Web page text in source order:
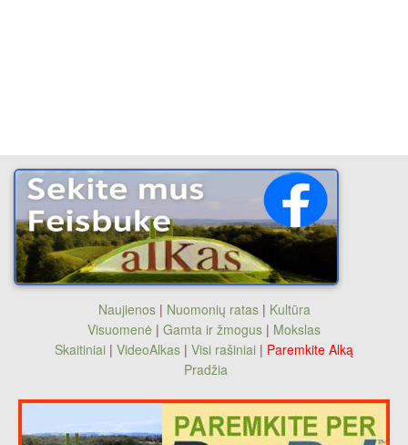
Naujienos| Nuomonių ratas| Kultūra
Visuomenė | Gamta ir žmogus | Mokslas
Skaitiniai | VideoAlkas | Visi rašiniai | Paremkite Alką
Pradžia